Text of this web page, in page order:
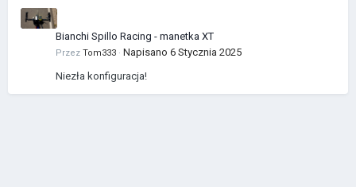
Bianchi Spillo Racing - manetka XT
Przez Tom333 · Napisano 6 Stycznia 2025
Niezła konfiguracja!